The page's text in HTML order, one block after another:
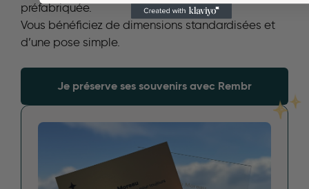
préfabriquée.
Vous bénéficiez de dimensions standardisées et
d’une pose simple.
Je préserve ses souvenirs avec Rembr